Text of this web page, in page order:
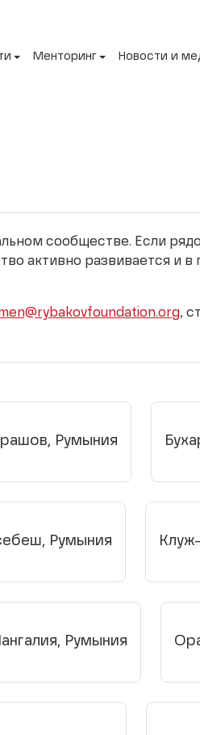
Менторинг Новости и
сообществе. Если
активно развивается и в
,
Румыния
Румыния
Румыния